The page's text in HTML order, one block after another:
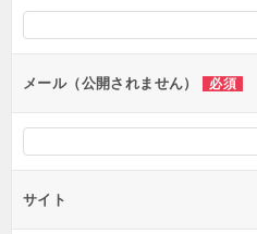
シ
ンメール（公開されません） 必須
サイト